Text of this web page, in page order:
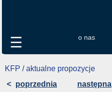
o nas
☰
KFP / aktualne propozycje
< poprzednia następna